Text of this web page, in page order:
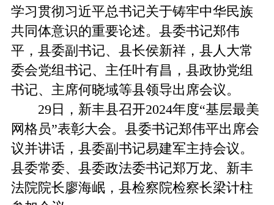
学习贯彻习近平总书记关于铸牢中华民族
共同体意识的重要论述。县委书记郑伟
平，县委副书记、县长侯新祥，县人大常
委会党组书记、主任叶有昌，县政协党组
书记、主席何晓域等县领导出席会议。
29日，新丰县召开2024年度“基层最美
网格员”表彰大会。县委书记郑伟平出席会
议并讲话，县委副书记易建军主持会议。
县委常委、县委政法委书记郑万龙、新丰
法院院长廖海岷，县检察院检察长梁计柱